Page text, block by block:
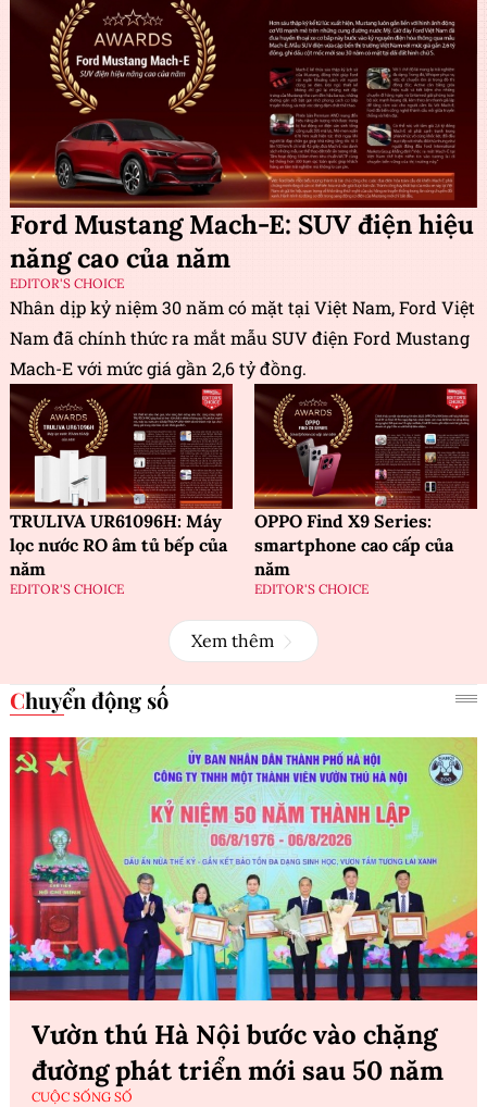
Ford Mustang Mach-E: SUV điện hiệu
năng cao của năm
EDITOR'S CHOICE
Nhân dịp kỷ niệm 30 năm có mặt tại Việt Nam, Ford Việt
Nam đã chính thức ra mắt mẫu SUV điện Ford Mustang
Mach-E với mức giá gần 2,6 tỷ đồng.
TRULIVA UR61096H: Máy
lọc nước RO âm tủ bếp của
năm
EDITOR'S CHOICE
OPPO Find X9 Series:
smartphone cao cấp của
năm
EDITOR'S CHOICE
Xem thêm
Chuyển động số
Vườn thú Hà Nội bước vào chặng
đường phát triển mới sau 50 năm
CUỘC SỐNG SỐ